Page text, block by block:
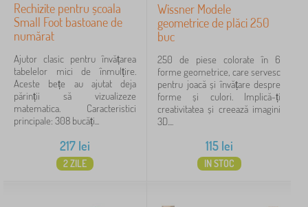
Rechizite pentru școala
Small Foot bastoane de
numărat
Ajutor clasic pentru învățarea
tabelelor mici de înmulțire.
Aceste bețe au ajutat deja
părinții să vizualizeze
matematica. Caracteristici
principale: 308 bucăți...
217 lei
2 ZILE
Wissner Modele
geometrice de plăci 250
buc
250 de piese colorate în 6
forme geometrice, care servesc
pentru joacă și învățare despre
forme și culori. Implică-ți
creativitatea și creează imagini
3D....
115lei
IN STOC